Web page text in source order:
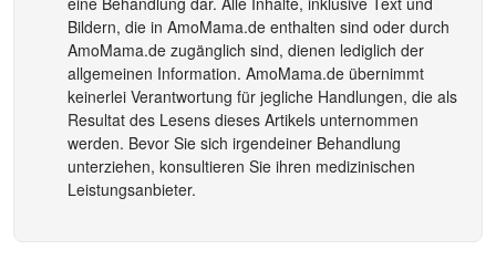
Bildern, die in AmoMama.de enthalten sind oder durch
AmoMama.de zugänglich sind, dienen lediglich der
allgemeinen Information. AmoMama.de übernimmt
keinerlei Verantwortung für jegliche Handlungen, die als
Resultat des Lesens dieses Artikels unternommen
werden. Bevor Sie sich irgendeiner Behandlung
unterziehen, konsultieren Sie ihren medizinischen
Leistungsanbieter.